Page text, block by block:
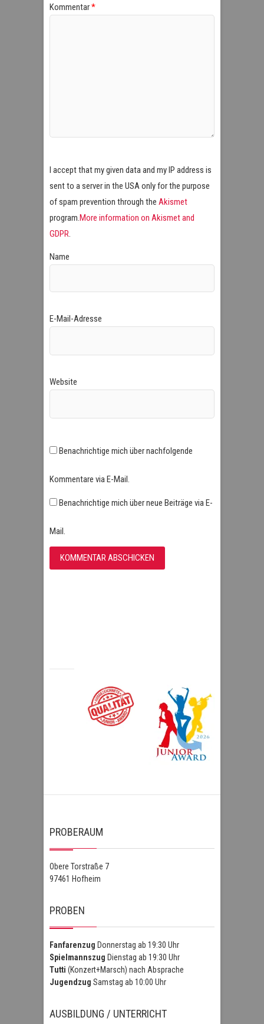
Kommentar*
I accept that my given data and my IP address is
sent to a server in the USA only for the purpose
of spam prevention through the Akismet
program.More information on Akismet and
GDPR.
Name
E-Mail-Adresse
Website
Benachrichtige mich über nachfolgende
Kommentare via E-Mail.
Benachrichtige mich über neue Beiträge via E-
Mail.
PROBERAUM
Obere Torstraße 7
97461 Hofheim
PROBEN
Fanfarenzug Donnerstag ab 19:30 Uhr
Spielmannszug Dienstag ab 19:30 Uhr
Tutti (Konzert+Marsch) nach Absprache
Jugendzug Samstag ab 10:00 Uhr
AUSBILDUNG / UNTERRICHT